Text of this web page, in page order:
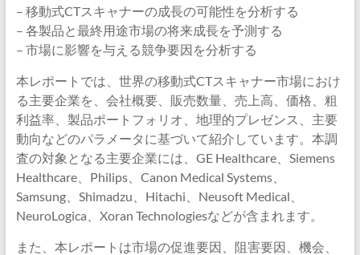
– 移動式CTスキャナーの成長の可能性を分析する
– 各製品と最終用途市場の将来成長を予測する
– 市場に影響を与える競争要因を分析する
本レポートでは、世界の移動式CTスキャナー市場におけ
る主要企業を、会社概要、販売数量、売上高、価格、粗
利益率、製品ポートフォリオ、地理的プレゼンス、主要
動向などのパラメータに基づいて紹介しています。本調
査の対象となる主要企業には、GE Healthcare、Siemens
Healthcare、Philips、Canon Medical Systems、
Samsung、Shimadzu、Hitachi、Neusoft Medical、
NeuroLogica、Xoran Technologiesなどが含まれます。
また、本レポートは市場の促進要因、阻害要因、機会、